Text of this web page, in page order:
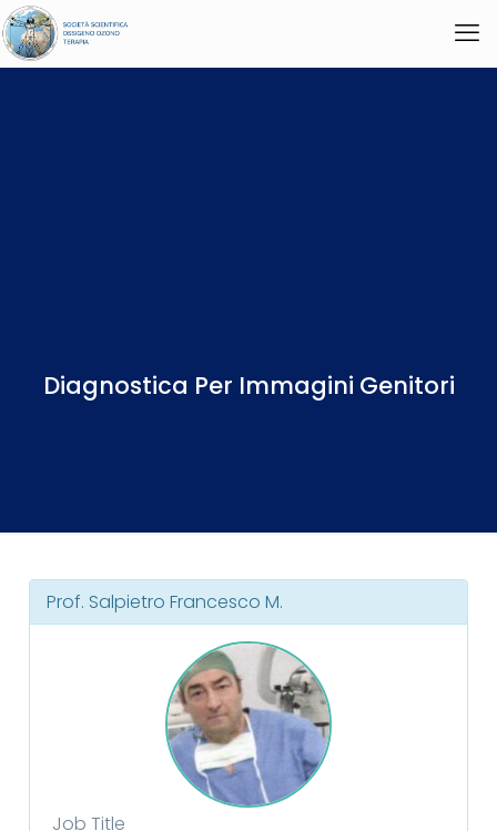
Diagnostica Per Immagini Genitori
Prof. Salpietro Francesco M.
Job Title